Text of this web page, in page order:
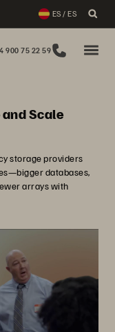
ES / ES
900 75 22 59
Scale
storage providers
databases,
arrays with